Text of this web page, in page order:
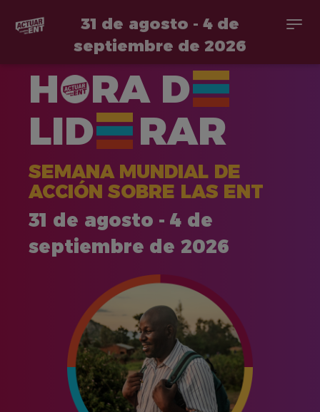
contenido
31 de agosto - 4 de
septiembre de 2026
H RA D
LID
RAR
SEMANA MUNDIAL DE
ACCIÓN SOBRE LAS ENT
31 de agosto - 4 de
septiembre de 2026